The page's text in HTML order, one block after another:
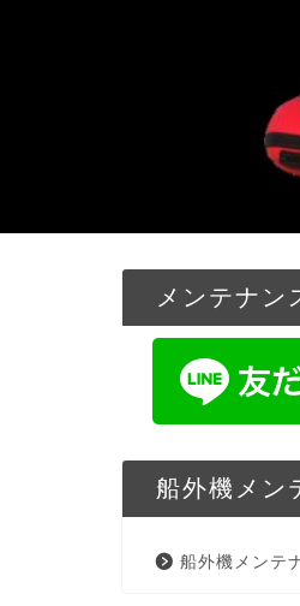
メンテナン
船外機メン
船外機メンテ